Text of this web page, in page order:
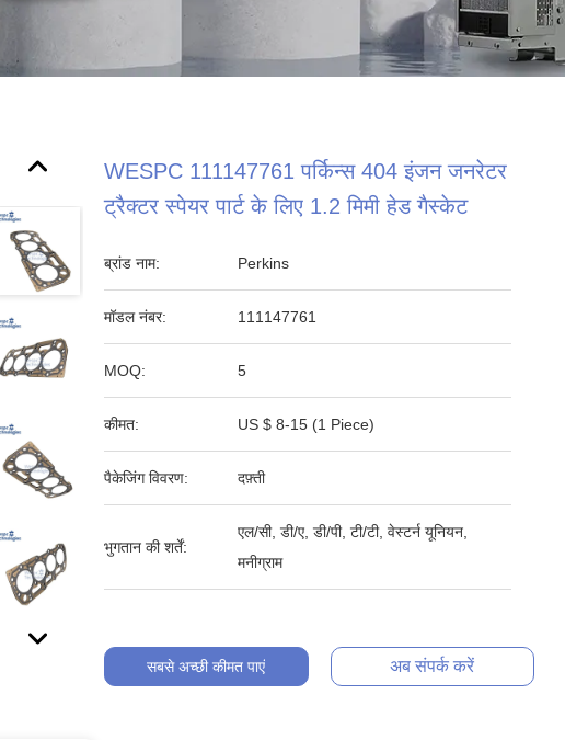
WESPC 111147761 पर्किन्स 404 इंजन जनरेटर
ट्रैक्टर स्पेयर पार्ट के लिए 1.2 मिमी हेड गैस्केट
ब्रांड नाम: Perkins
मॉडल नंबर: 111147761
MOQ: 5
कीमत: US $ 8-15 (1 Piece)
पैकेजिंग विवरण: दफ़्ती
भुगतान की शर्तें:
एल/सी, डी/ए, डी/पी, टी/टी, वेस्टर्न यूनियन,
मनीग्राम
सबसे अच्छी कीमत पाएं अब संपर्क करें